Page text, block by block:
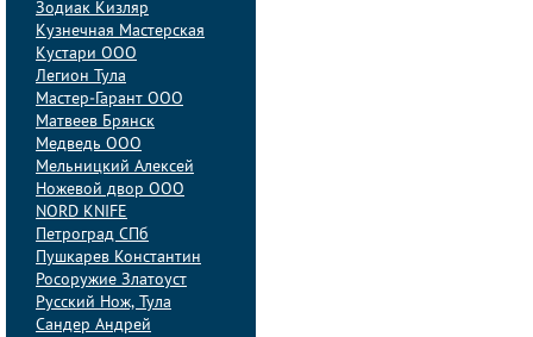
Зодиак Кизляр
Кузнечная Мастерская
Кустари ООО
Легион Тула
Мастер-Гарант ООО
Матвеев Брянск
Медведь ООО
Мельницкий Алексей
Ножевой двор ООО
NORD KNIFE
Петроград СПб
Пушкарев Константин
Росоружие Златоуст
Русский Нож, Тула
Сандер Андрей